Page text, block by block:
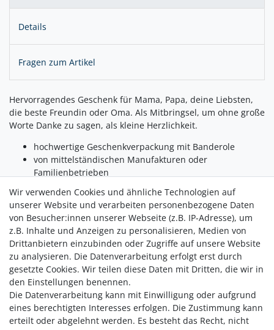
Details
Fragen zum Artikel
Hervorragendes Geschenk für Mama, Papa, deine Liebsten,
die beste Freundin oder Oma. Als Mitbringsel, um ohne große
Worte Danke zu sagen, als kleine Herzlichkeit.
hochwertige Geschenkverpackung mit Banderole
von mittelständischen Manufakturen oder
Familienbetrieben
Inhalt:
Granatapfel Balsam, 100 ml
Kräutersalz, 40g
Frische Blüte - Kräutertee, 15g
Wir verwenden Cookies und ähnliche Technologien auf
unserer Website und verarbeiten personenbezogene Daten
von Besucher:innen unserer Webseite (z.B. IP-Adresse), um
z.B. Inhalte und Anzeigen zu personalisieren, Medien von
Drittanbietern einzubinden oder Zugriffe auf unsere Website
zu analysieren. Die Datenverarbeitung erfolgt erst durch
gesetzte Cookies. Wir teilen diese Daten mit Dritten, die wir in
den Einstellungen benennen.
Die Datenverarbeitung kann mit Einwilligung oder aufgrund
eines berechtigten Interesses erfolgen. Die Zustimmung kann
erteilt oder abgelehnt werden. Es besteht das Recht, nicht